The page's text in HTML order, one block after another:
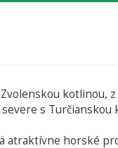
kotlinou,
s Turčianskou
atraktívne horské